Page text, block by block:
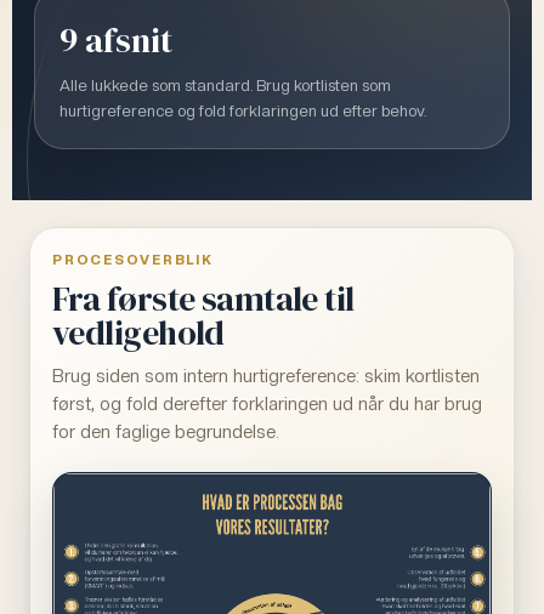
9 afsnit
Alle lukkede som standard. Brug kortlisten som
hurtigreference og fold forklaringen ud efter behov.
PROCESOVERBLIK
Fra første samtale til
vedligehold
Brug siden som intern hurtigreference: skim kortlisten
først, og fold derefter forklaringen ud når du har brug
for den faglige begrundelse.